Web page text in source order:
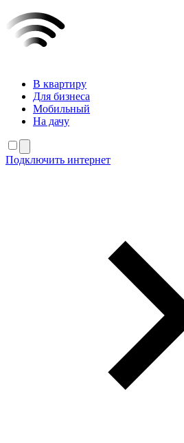
В квартиру
Для бизнеса
Мобильный
На дачу
Подключить интернет